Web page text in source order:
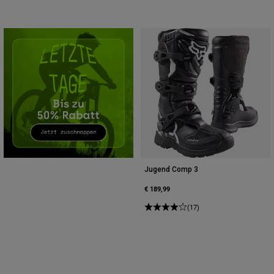
Alles in Accessoires
Taschen & Rucksäcke
Hüte & Mützen
Alle anzeigen
Jugend Comp 3
€ 189,99
(17)